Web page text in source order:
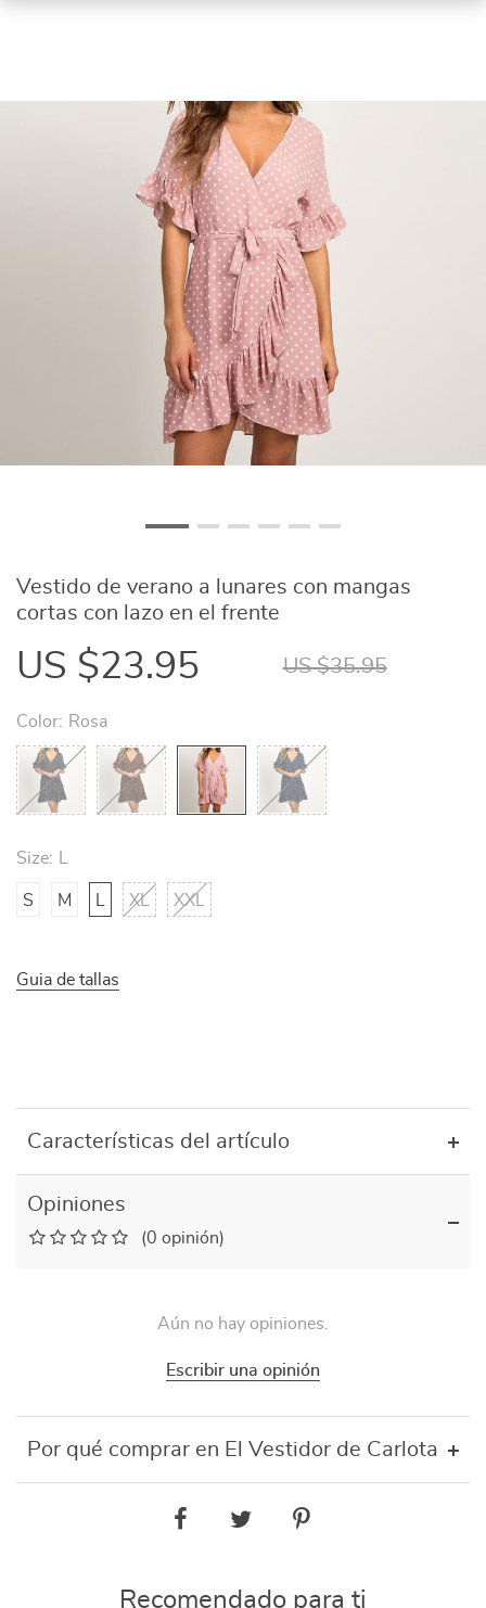
Vestido de verano a lunares con mangas
cortas con lazo en el frente
US $23.95 US $35.95
Color: Rosa
Size:
S M XL XXL
Guia de tallas
Características del artículo
Opiniones
(0 opinión)
Aún no hay opiniones.
Escribir una opinión
Por qué comprar en El Vestidor de Carlota
Recomendado para ti